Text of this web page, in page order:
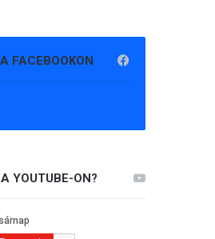
FACEBOOKON
YOUTUBE-ON?